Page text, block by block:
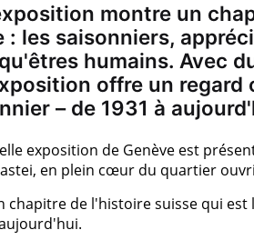
montre un
: les saisonniers,
humains. Avec
offre un regard
– de 1931 à
exposition de Genève est
en plein cœur du quartier
chapitre de l'histoire suisse qui